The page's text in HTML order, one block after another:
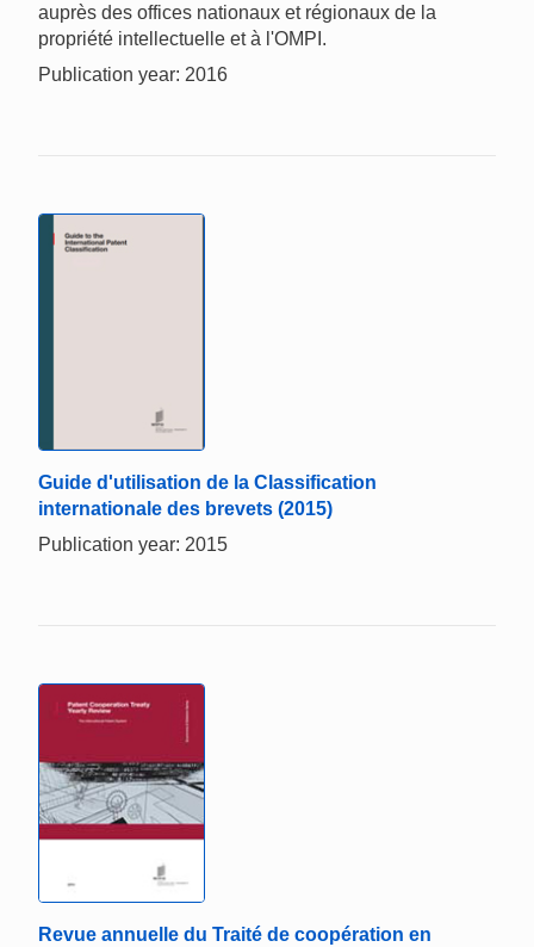
auprès des offices nationaux et régionaux de la
propriété intellectuelle et à l'OMPI.
Publication year: 2016
Guide d'utilisation de la Classification
internationale des brevets (2015)
Publication year: 2015
Revue annuelle du Traité de coopération en